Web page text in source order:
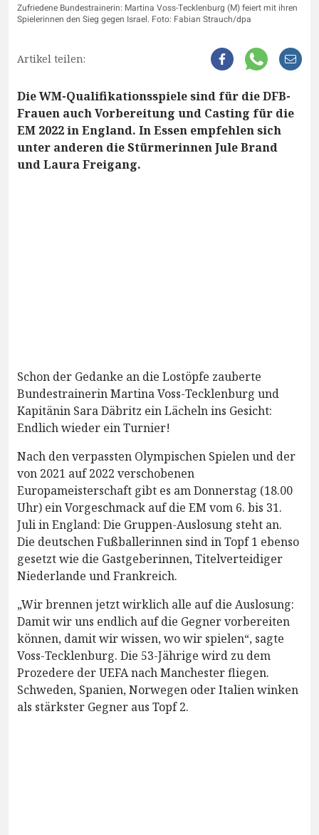
Zufriedene Bundestrainerin: Martina Voss-Tecklenburg (M) feiert mit ihren
Spielerinnen den Sieg gegen Israel. Foto: Fabian Strauch/dpa
Artikel teilen:
Die WM-Qualifikationsspiele sind für die DFB-
Frauen auch Vorbereitung und Casting für die
EM 2022 in England. In Essen empfehlen sich
unter anderen die Stürmerinnen Jule Brand
und Laura Freigang.
Schon der Gedanke an die Lostöpfe zauberte
Bundestrainerin Martina Voss-Tecklenburg und
Kapitänin Sara Däbritz ein Lächeln ins Gesicht:
Endlich wieder ein Turnier!
Nach den verpassten Olympischen Spielen und der
von 2021 auf 2022 verschobenen
Europameisterschaft gibt es am Donnerstag (18.00
Uhr) ein Vorgeschmack auf die EM vom 6. bis 31.
Juli in England: Die Gruppen-Auslosung steht an.
Die deutschen Fußballerinnen sind in Topf 1 ebenso
gesetzt wie die Gastgeberinnen, Titelverteidiger
Niederlande und Frankreich.
„Wir brennen jetzt wirklich alle auf die Auslosung:
Damit wir uns endlich auf die Gegner vorbereiten
können, damit wir wissen, wo wir spielen“, sagte
Voss-Tecklenburg. Die 53-Jährige wird zu dem
Prozedere der UEFA nach Manchester fliegen.
Schweden, Spanien, Norwegen oder Italien winken
als stärkster Gegner aus Topf 2.